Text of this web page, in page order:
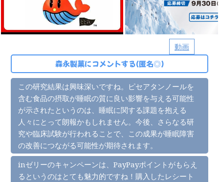
動画
森永製菓にコメントする(匿名◎)
この研究結果は興味深いですね。ピセアタンノールを
含む食品の摂取が睡眠の質に良い影響を与える可能性
が示されたというのは、睡眠に関する課題を抱える
人々にとって朗報かもしれません。今後、さらなる研
究や臨床試験が行われることで、この成果が睡眠障害
の改善につながる可能性が期待されます。
inゼリーのキャンペーンは、PayPayポイントがもらえ
るというのはとても魅力的ですね！購入したレシート